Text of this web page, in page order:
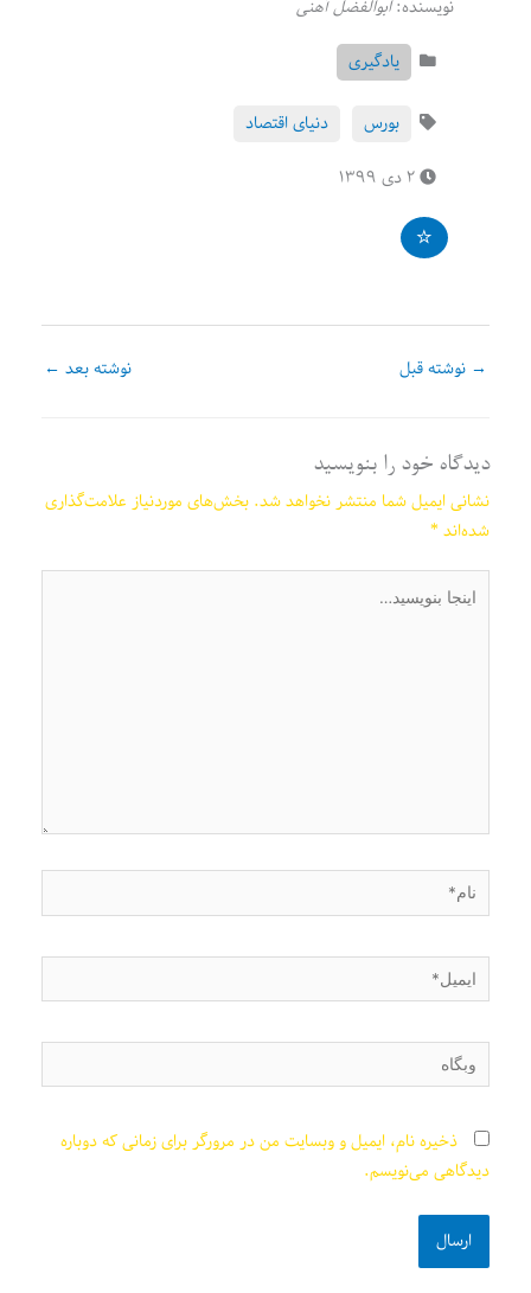
نویسنده:ابوالفضل آهنی
یادگیری
بورس
دنیای اقتصاد
→ نوشته قبل نوشته بعد ←
دیدگاه‌ خود را بنویسید
نشانی ایمیل شما منتشر نخواهد شد. بخش‌های موردنیاز علامت‌گذاری
شده‌اند*
اینجا
بنویسید…
نام*
ایمیل*
وبگاه
ذخیره نام، ایمیل و وبسایت من در مرورگر برای زمانی که دوباره
دیدگاهی می‌نویسم.